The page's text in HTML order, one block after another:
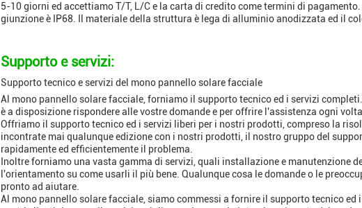
5-10 giorni ed accettiamo T/T, L/C e la carta di credito come termini di
giunzione è IP68. Il materiale della struttura è lega di alluminio anodizzata ed il
Supporto e servizi:
Supporto tecnico e servizi del mono pannello solare facciale
Al mono pannello solare facciale, forniamo il supporto tecnico ed i servizi
è a disposizione rispondere alle vostre domande e per offrire l'assistenza ogni
Offriamo il supporto tecnico ed i servizi liberi per i nostri prodotti, compreso la
incontrate mai qualunque edizione con i nostri prodotti, il nostro gruppo del
rapidamente ed efficientemente il problema.
Inoltre forniamo una vasta gamma di servizi, quali installazione e manutenzione
l'orientamento su come usarli il più bene. Qualunque cosa le domande o le
pronto ad aiutare.
Al mono pannello solare facciale, siamo commessi a fornire il supporto tecnico